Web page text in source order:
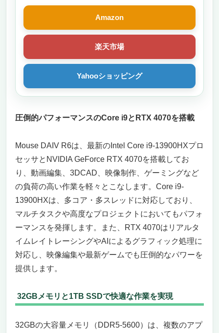
Amazon
楽天市場
Yahooショッピング
圧倒的パフォーマンスのCore i9とRTX 4070を搭載
Mouse DAIV R6は、最新のIntel Core i9-13900HXプロ
セッサとNVIDIA GeForce RTX 4070を搭載してお
り、動画編集、3DCAD、映像制作、ゲーミングなど
の負荷の高い作業を軽々とこなします。Core i9-
13900HXは、多コア・多スレッドに対応しており、
マルチタスクや高度なプロジェクトにおいてもパフォ
ーマンスを発揮します。また、RTX 4070はリアルタ
イムレイトレーシングやAIによるグラフィック処理に
対応し、映像編集や最新ゲームでも圧倒的なパワーを
提供します。
32GBメモリと1TB SSDで快適な作業を実現
32GBの大容量メモリ（DDR5-5600）は、複数のアプ